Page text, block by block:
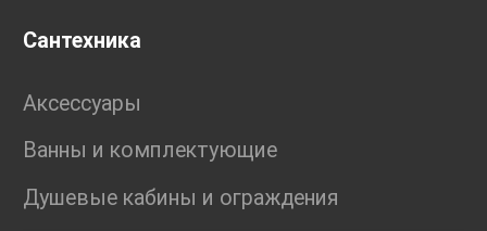
Сантехника
Аксессуары
Ванны и комплектующие
Душевые кабины и ограждения